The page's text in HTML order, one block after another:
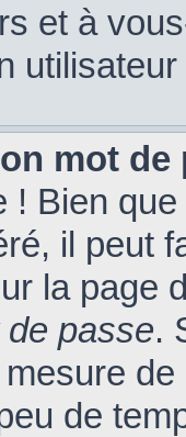
et à
mot de
! Bien
il peut
la page
passe.
de